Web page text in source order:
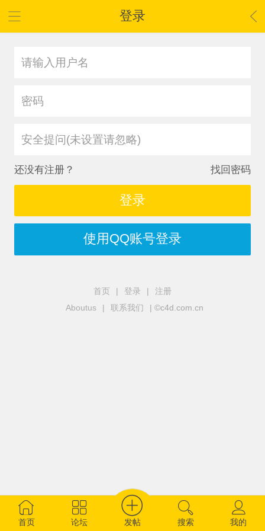
登录
安全提问(未设置请忽略)
还没有注册？ 找回密码
登录
使用QQ账号登录
首页 | 登录 |
注册
Aboutus
| 联系我们 | ©c4d.com.cn
首页 论坛 发帖 搜索 我的